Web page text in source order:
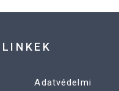
Adatvédelmi